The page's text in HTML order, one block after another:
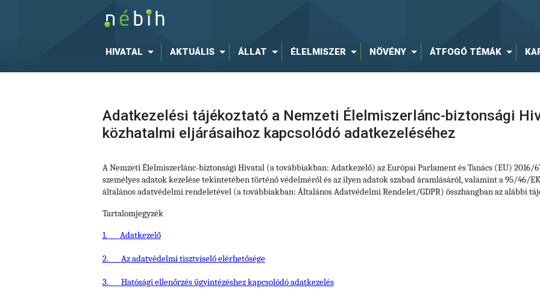
HIVATAL AKTUÁLIS ÁLLAT ÉLELMISZER NÖVÉNY ÁTFOGÓ TÉMÁK
Adatkezelési tájékoztató a Nemzeti Élelmiszerlánc-biztonsági
közhatalmi eljárásaihoz kapcsolódó adatkezeléséhez
A Nemzeti Élelmiszerlánc-biztonsági Hivatal (a továbbiakban: Adatkezelő) az Európai Parlament és Tanács (EU) 2016/
személyes adatok kezelése tekintetében történő védelméről és az ilyen adatok szabad áramlásáról, valamint a 95/46/
általános adatvédelmi rendeletével (a továbbiakban: Általános Adatvédelmi Rendelet/GDPR) összhangban az alábbi
Tartalomjegyzék
1. Adatkezelő
2. Az adatvédelmi tisztviselő elérhetősége
3. Hatósági ellenőrzés ügyintézéshez kapcsolódó adatkezelés